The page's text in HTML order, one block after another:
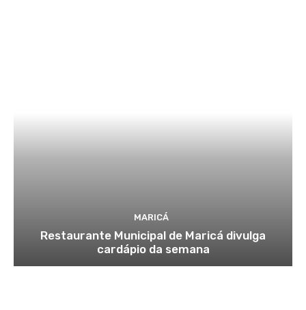
MARICÁ
Restaurante Municipal de Maricá divulga
cardápio da semana